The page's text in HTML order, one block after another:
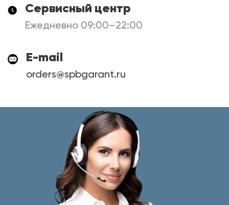
Сервисный центр
Ежедневно 09:00–22:00
E-mail
orders@spbgarant.ru